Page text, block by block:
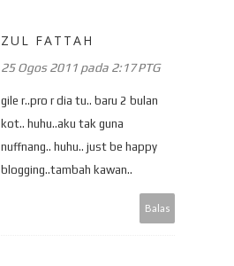
ZUL FATTAH
25 Ogos 2011 pada 2:17 PTG
gile r..pro r dia tu.. baru 2 bulan
kot.. huhu..aku tak guna
nuffnang.. huhu.. just be happy
blogging..tambah kawan..
Balas